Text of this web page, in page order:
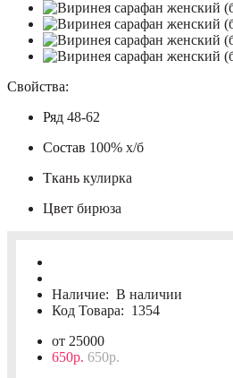
Свойства:
Ряд 48-62
Состав 100% х/б
Ткань кулирка
Цвет бирюза
Наличие: В наличии
Код Товара: 1354
от 25000
650р. 650р.